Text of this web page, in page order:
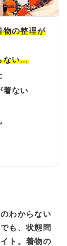
物の整理が
ない…
着ない
わからない
も、状態問
ト。着物の